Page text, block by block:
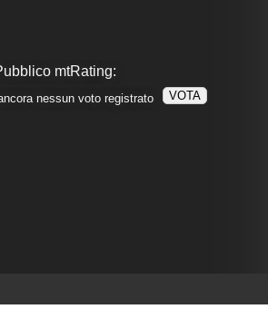
mtRating:
nessun voto registrato VOTA